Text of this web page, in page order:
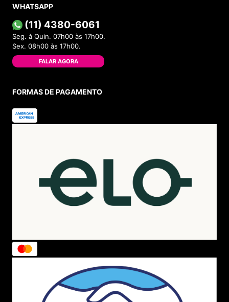
WHATSAPP
(11) 4380-6061
Seg. à Quin. 07h00 às 17h00.
Sex. 08h00 às 17h00.
FALAR AGORA
FORMAS DE PAGAMENTO